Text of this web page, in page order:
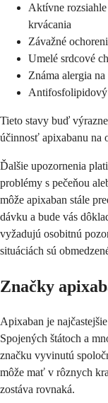
Aktívne
krvácania
Závažné
Umelé srdcové
Známa alergia
Antifosfolipidový
Tieto stavy buď
účinnosť apixabanu na
Ďalšie upozornenia
problémy s pečeňou
môže apixaban stále
dávku a bude vás
vyžadujú osobitnú
situáciách sú
Značky
Apixaban je
Spojených štátoch a
značku vyvinutú
môže mať v rôznych
zostáva rovnaká.